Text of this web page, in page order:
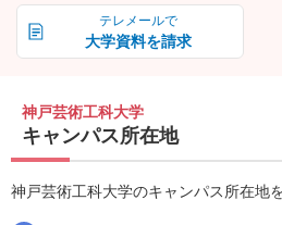
テレメールで
大学資料を請求
神戸芸術工科大学
キャンパス所在地
神戸芸術工科大学のキャンパス所在地